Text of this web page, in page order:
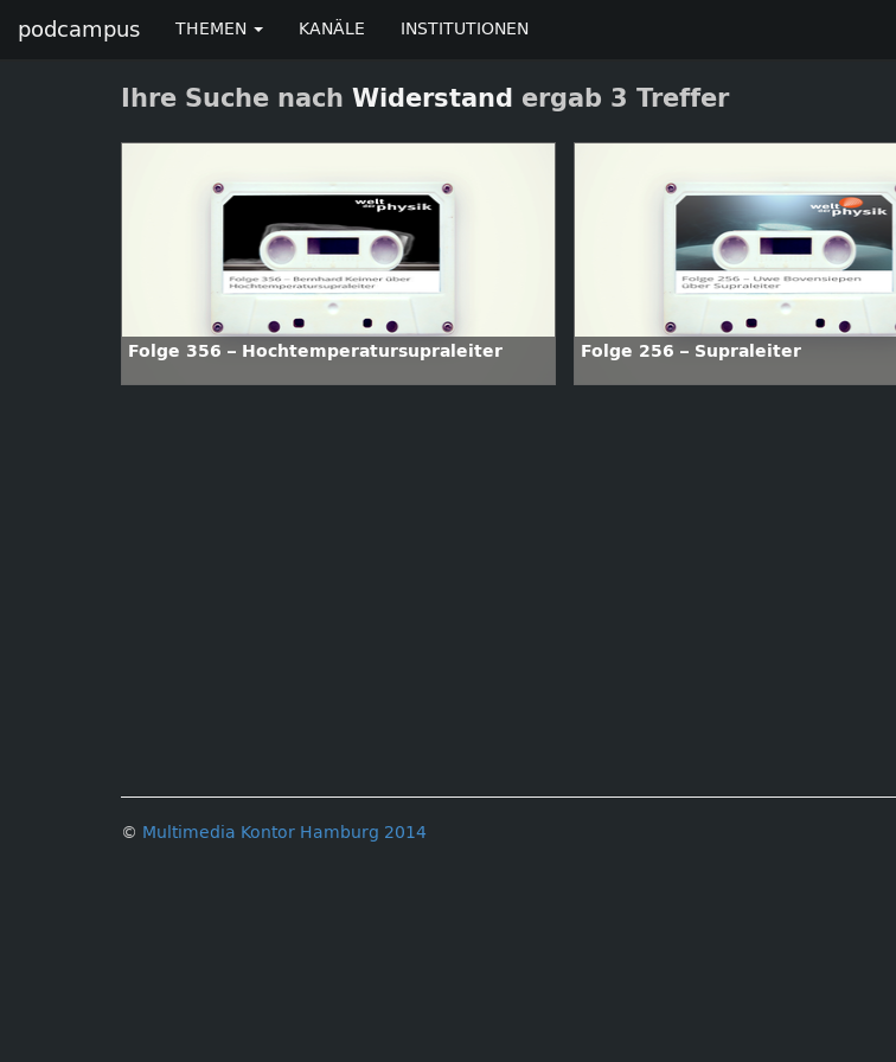
podcampus THEMEN KANÄLE INSTITUTIONEN
Ihre Suche nach Widerstand ergab 3 Treffer
Folge 356 – Hochtemperatursupraleiter Folge 256 – Supraleiter
© Multimedia Kontor Hamburg 2014